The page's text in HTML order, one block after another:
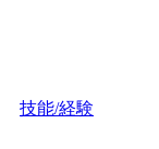
技能/経験